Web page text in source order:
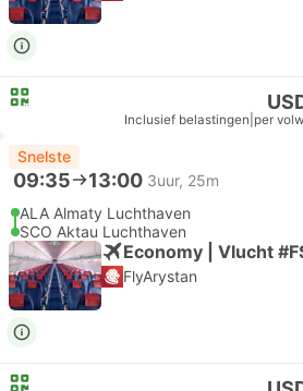
Inclusief belastingen per
Snelste
09:35 13:00 3uur, 25m
ALA Almaty Luchthaven
SCO Aktau Luchthaven
Economy | Vlucht
FlyArystan